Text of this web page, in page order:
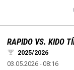
RAPIDO VS. KIDO
2025/2026
03.05.2026 - 08:16